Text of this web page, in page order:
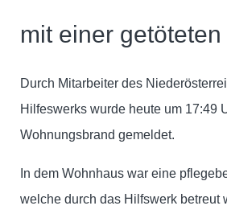
mit einer
Durch Mitarbeiter des
Hilfeswerks wurde heute um 17:49
Wohnungsbrand gemeldet.
In dem Wohnhaus war eine
welche durch das Hilfswerk betreut